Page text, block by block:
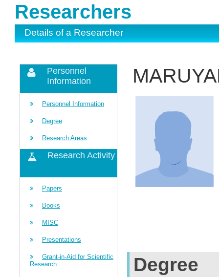
Researchers
Details of a Researcher
Personnel
Information
Personnel Information
Degree
Research Areas
Research Activity
Papers
Books
MISC
Presentations
Grant-in-Aid for Scientific
Research
Degree